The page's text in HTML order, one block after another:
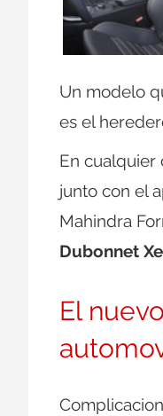
Un modelo
es el
En cualquier
junto con el
Mahindra
Dubonnet
El